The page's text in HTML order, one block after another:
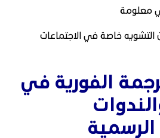
معلومة
خاصة في الاجتماعات
الفورية في
الرسمية